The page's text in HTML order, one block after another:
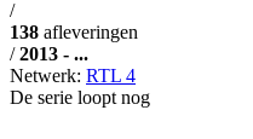
/
138 afleveringen
/ 2013 - ...
Netwerk: RTL 4
De serie loopt nog